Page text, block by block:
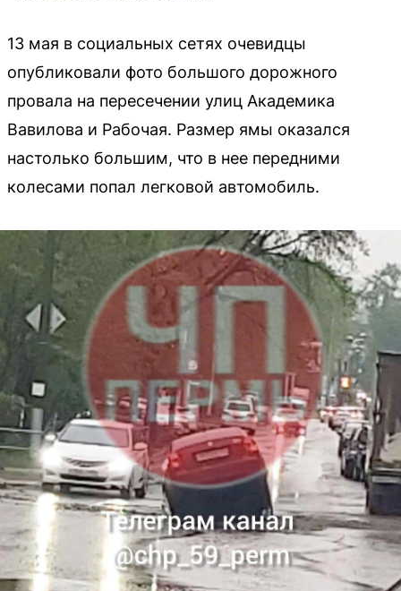
13 мая в социальных сетях очевидцы
опубликовали фото большого дорожного
провала на пересечении улиц Академика
Вавилова и Рабочая. Размер ямы оказался
настолько большим, что в нее передними
колесами попал легковой автомобиль.